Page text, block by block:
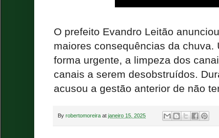
O prefeito Evandro Leitão
maiores consequências da chuva.
forma urgente, a limpeza dos
canais a serem desobstruídos.
acusou a gestão anterior de não
By robertomoreira at janeiro 15, 2025